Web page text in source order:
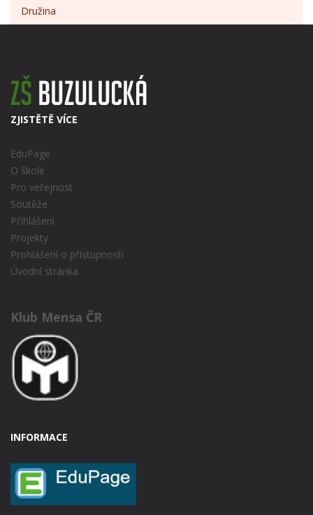
Družina
ZJISTĚTĚ VÍCE
EduPage
O škole
Pro veřejnost
Soutěže
Přihlášení
Projekty
Prohlášení o přístupnosti
Úvodní stránka
Klub Mensa ČR
INFORMACE